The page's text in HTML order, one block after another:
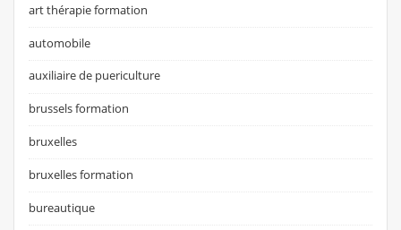
art thérapie formation
automobile
auxiliaire de puericulture
brussels formation
bruxelles
bruxelles formation
bureautique